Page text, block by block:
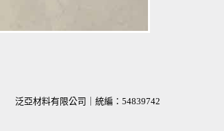
泛亞材料有限公司｜統編：54839742